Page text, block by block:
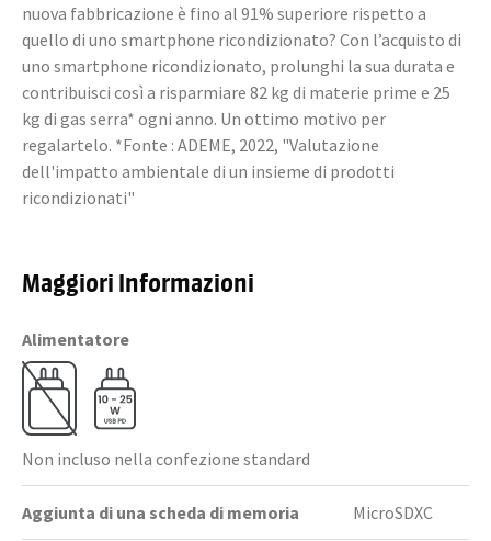
nuova fabbricazione è fino al 91% superiore rispetto a
quello di uno smartphone ricondizionato? Con l’acquisto di
uno smartphone ricondizionato, prolunghi la sua durata e
contribuisci così a risparmiare 82 kg di materie prime e 25
kg di gas serra* ogni anno. Un ottimo motivo per
regalartelo. *Fonte : ADEME, 2022, "Valutazione
dell'impatto ambientale di un insieme di prodotti
ricondizionati"
Maggiori Informazioni
Alimentatore
Non incluso nella confezione standard
Aggiunta di una scheda di memoria MicroSDXC